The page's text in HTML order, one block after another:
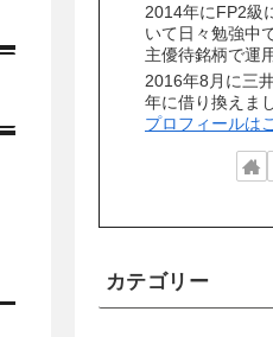
2014年にFP2級
いて日々勉強中
主優待銘柄で運
2016年8月に三
年に借り換えま
プロフィールは
カテゴリー